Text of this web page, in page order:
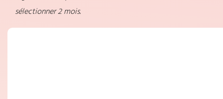
sélectionner 2 mois.